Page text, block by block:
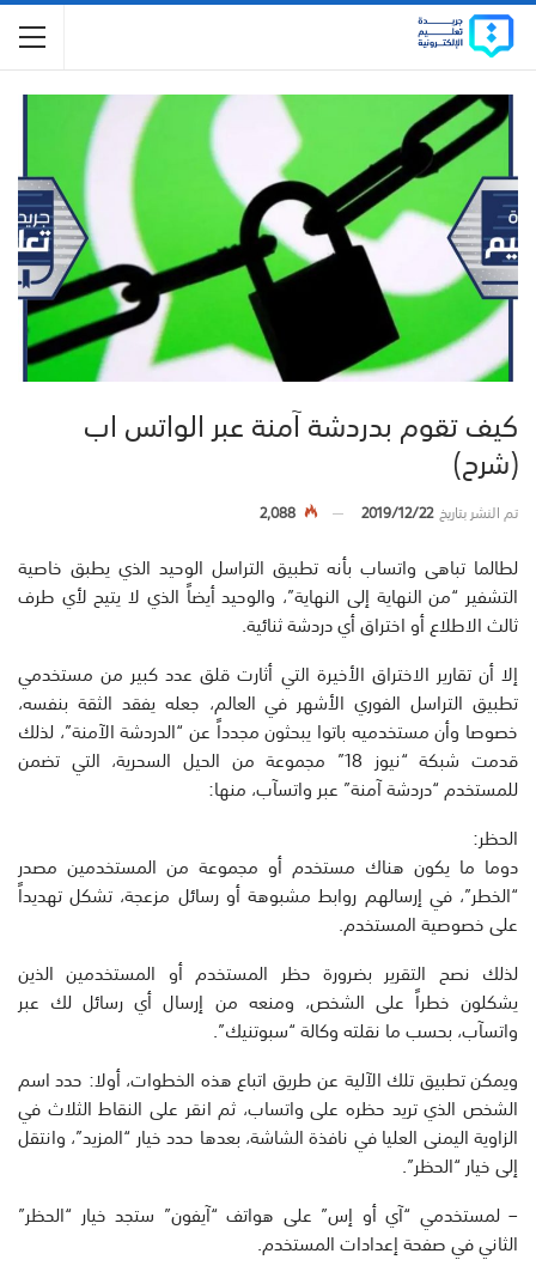
كيف تقوم بدردشة آمنة عبر الواتس اب
(شرح)
تم النشر بتاريخ2019/12/22
2,088
لطالما تباهى واتساب بأنه تطبيق التراسل الوحيد الذي يطبق خاصية
التشفير “من النهاية إلى النهاية”، والوحيد أيضاً الذي لا يتيح لأي طرف
ثالث الاطلاع أو اختراق أي دردشة ثنائية.
إلا أن تقارير الاختراق الأخيرة التي أثارت قلق عدد كبير من مستخدمي
تطبيق التراسل الفوري الأشهر في العالم، جعله يفقد الثقة بنفسه،
خصوصا وأن مستخدميه باتوا يبحثون مجدداً عن “الدردشة الآمنة”، لذلك
قدمت شبكة “نيوز 18” مجموعة من الحيل السحرية، التي تضمن
للمستخدم “دردشة آمنة” عبر واتسآب، منها:
الحظر:
دوما ما يكون هناك مستخدم أو مجموعة من المستخدمين مصدر
“الخطر”، في إرسالهم روابط مشبوهة أو رسائل مزعجة، تشكل تهديداً
على خصوصية المستخدم.
لذلك نصح التقرير بضرورة حظر المستخدم أو المستخدمين الذين
يشكلون خطراً على الشخص، ومنعه من إرسال أي رسائل لك عبر
واتسآب، بحسب ما نقلته وكالة “سبوتنيك”.
ويمكن تطبيق تلك الآلية عن طريق اتباع هذه الخطوات، أولا: حدد اسم
الشخص الذي تريد حظره على واتساب، ثم انقر على النقاط الثلاث في
الزاوية اليمنى العليا في نافذة الشاشة، بعدها حدد خيار “المزيد”، وانتقل
إلى خيار “الحظر”.
– لمستخدمي “آي أو إس” على هواتف “آيفون” ستجد خيار “الحظر”
الثاني في صفحة إعدادات المستخدم.